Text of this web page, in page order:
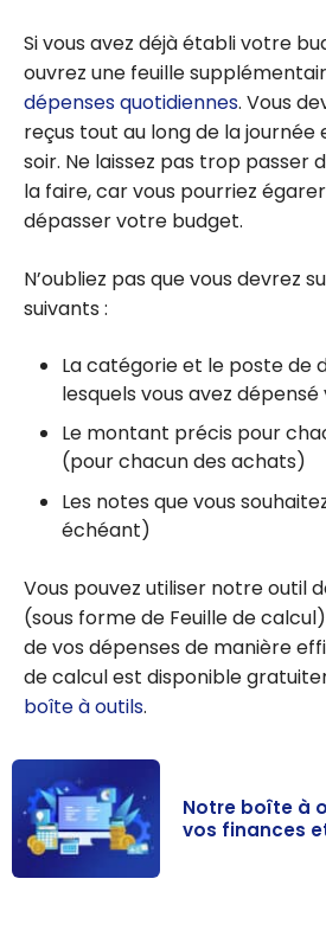
Si vous avez déjà établi votre
ouvrez une feuille
dépenses quotidiennes. Vous
reçus tout au long de la
soir. Ne laissez pas trop passer
la faire, car vous pourriez
dépasser votre budget.
N’oubliez pas que vous devrez
suivants :
La catégorie et le poste de
lesquels vous avez
Le montant précis pour
(pour chacun des achats)
Les notes que vous
échéant)
Vous pouvez utiliser notre outil
(sous forme de Feuille de
de vos dépenses de manière
de calcul est disponible
boîte à outils.
Notre boîte à
vos finances